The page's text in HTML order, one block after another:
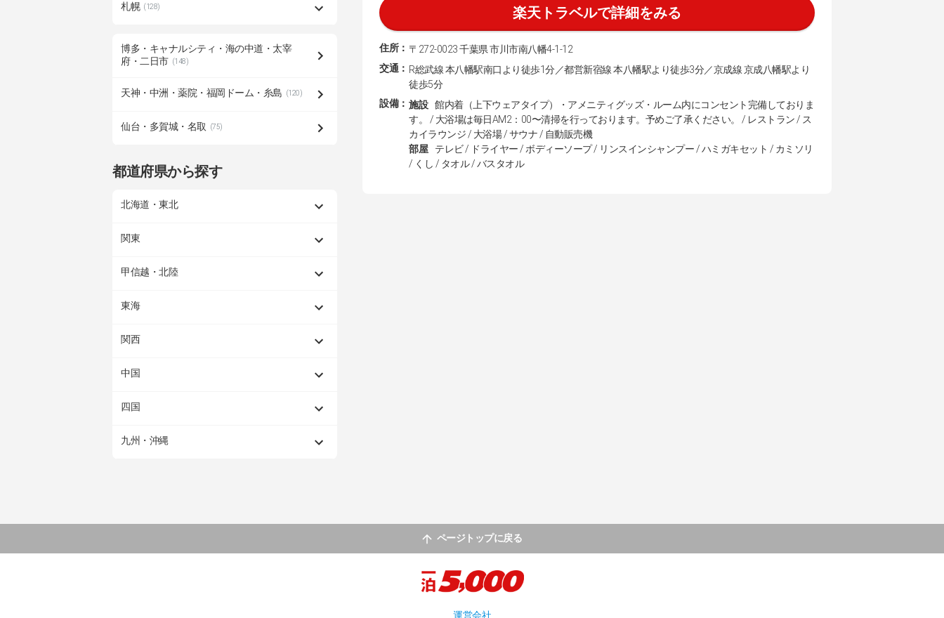
楽天トラベルで詳細をみる
住所： 〒272-0023 千葉県 市川市南八幡4-1-12
交通： R総武線 本八幡駅南口より徒歩1分／都営新宿線 本八幡駅より徒歩3分／京成線 京成八幡駅より
徒歩5分
設備： 施設
館内着（上下ウェアタイプ）・アメニティグッズ・ルーム内にコンセント完備しておりま
す。 / 大浴場は毎日AM2：00〜清掃を行っております。予めご了承ください。 / レストラン / ス
カイラウンジ / 大浴場 / サウナ / 自動販売機
部屋
テレビ / ドライヤー / ボディーソープ / リンスインシャンプー / ハミガキセット / カミソリ
/ くし / タオル / バスタオル
札幌 (128)
博多・キャナルシティ・海の中道・太宰
府・二日市 (148)
天神・中洲・薬院・福岡ドーム・糸島 (120)
仙台・多賀城・名取 (75)
都道府県から探す
北海道・東北
関東
甲信越・北陸
東海
関西
中国
四国
九州・沖縄
ページトップに戻る
運営会社